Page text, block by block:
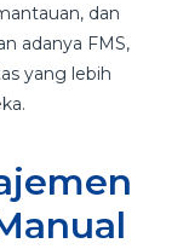
dan
adanya FMS,
yang lebih